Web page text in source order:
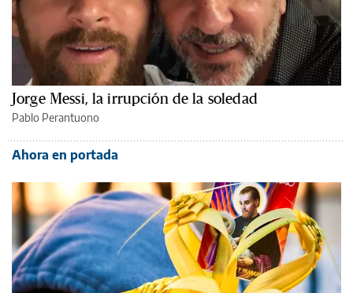
Jorge Messi, la irrupción de la soledad
Pablo Perantuono
Ahora en portada